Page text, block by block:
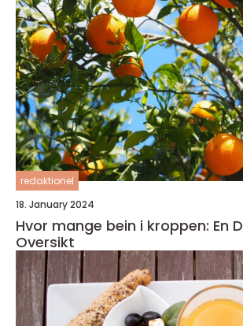
redaktionel
18. January 2024
Hvor mange bein i kroppen: En
Oversikt